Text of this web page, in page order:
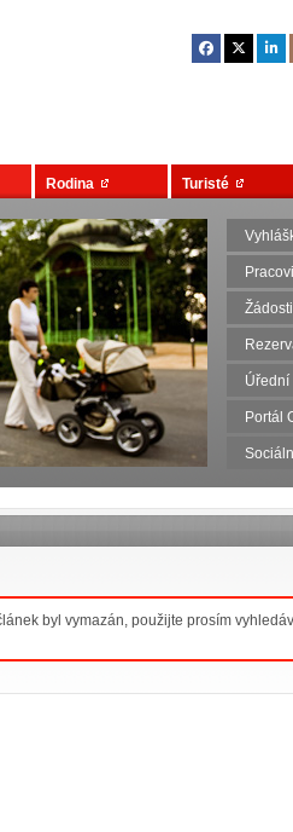
Rodina Turisté
Portál
byl vymazán, použijte prosím